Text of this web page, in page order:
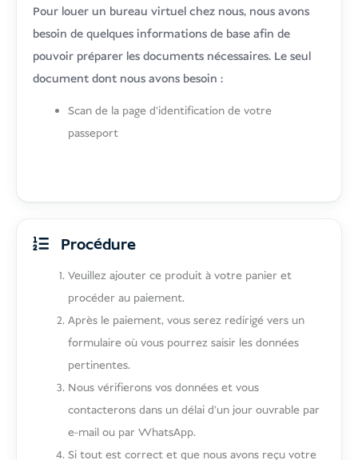
Pour louer un bureau virtuel chez nous, nous avons
besoin de quelques informations de base afin de
pouvoir préparer les documents nécessaires. Le seul
document dont nous avons besoin :
Scan de la page d'identification de votre
passeport
Procédure
Veuillez ajouter ce produit à votre panier et
procéder au paiement.
Après le paiement, vous serez redirigé vers un
formulaire où vous pourrez saisir les données
pertinentes.
Nous vérifierons vos données et vous
contacterons dans un délai d'un jour ouvrable par
e-mail ou par WhatsApp.
Si tout est correct et que nous avons reçu votre